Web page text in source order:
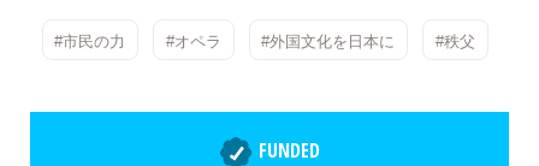
#市民の力 #オペラ #外国文化を日本に #秩父
FUNDED